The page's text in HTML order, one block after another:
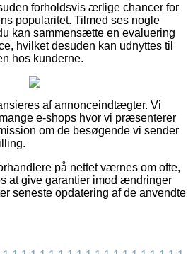
forholdsvis ærlige chancer for
popularitet. Tilmed ses nogle
kan sammensætte en evaluering
hvilket desuden kan udnyttes til
hos kunderne.
af annonceindtægter. Vi
e-shops hvor vi præsenterer
om de besøgende vi sender
på nettet værnes om ofte,
at give garantier imod ændringer
seneste opdatering af de anvendte